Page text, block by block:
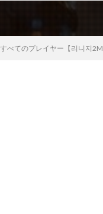
べてのプレイヤー【리니지